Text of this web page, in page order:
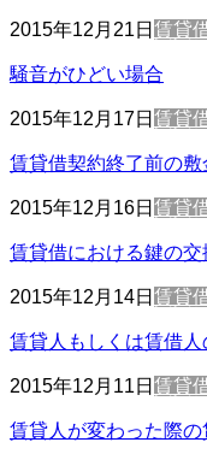
2015年12月21日 賃貸
騒音がひどい場合
2015年12月17日 賃貸
賃貸借契約終了前の敷
2015年12月16日 賃貸
賃貸借における鍵の交
2015年12月14日 賃貸
賃貸人もしくは賃借
2015年12月11日 賃貸
賃貸人が変わった際